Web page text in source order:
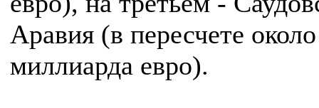
Аравия (в пересчете
миллиарда евро).